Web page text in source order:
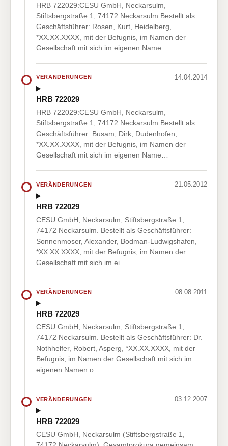
HRB 722029:CESU GmbH, Neckarsulm,
Stiftsbergstraße 1, 74172 Neckarsulm.Bestellt als
Geschäftsführer: Rosen, Kurt, Heidelberg,
*XX.XX.XXXX, mit der Befugnis, im Namen der
Gesellschaft mit sich im eigenen Name…
VERÄNDERUNGEN 14.04.2014
HRB 722029
HRB 722029:CESU GmbH, Neckarsulm,
Stiftsbergstraße 1, 74172 Neckarsulm.Bestellt als
Geschäftsführer: Busam, Dirk, Dudenhofen,
*XX.XX.XXXX, mit der Befugnis, im Namen der
Gesellschaft mit sich im eigenen Name…
VERÄNDERUNGEN 21.05.2012
HRB 722029
CESU GmbH, Neckarsulm, Stiftsbergstraße 1,
74172 Neckarsulm. Bestellt als Geschäftsführer:
Sonnenmoser, Alexander, Bodman-Ludwigshafen,
*XX.XX.XXXX, mit der Befugnis, im Namen der
Gesellschaft mit sich im ei…
VERÄNDERUNGEN 08.08.2011
HRB 722029
CESU GmbH, Neckarsulm, Stiftsbergstraße 1,
74172 Neckarsulm. Bestellt als Geschäftsführer: Dr.
Nothhelfer, Robert, Asperg, *XX.XX.XXXX, mit der
Befugnis, im Namen der Gesellschaft mit sich im
eigenen Namen o…
VERÄNDERUNGEN 03.12.2007
HRB 722029
CESU GmbH, Neckarsulm (Stiftsbergstraße 1,